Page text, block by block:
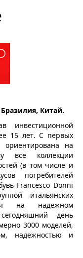
руб.
Китай.
инвестиционной
15 лет. С первых
на
все коллекции
(в том числе и
потребителей
Francesco Donni
итальянских
на надежном
день
3000 моделей,
надежностью и